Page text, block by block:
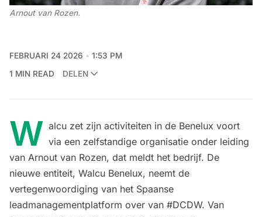
Arnout van Rozen.
FEBRUARI 24 2026
1:53 PM
1 MIN READ
DELEN
W alcu zet zijn activiteiten in de Benelux voort
via een zelfstandige organisatie onder leiding
van Arnout van Rozen, dat meldt het bedrijf. De
nieuwe entiteit, Walcu Benelux, neemt de
vertegenwoordiging van het Spaanse
leadmanagementplatform over van #DCDW. Van